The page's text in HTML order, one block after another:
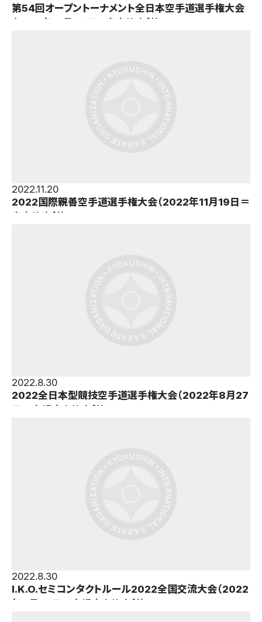
第54回オープントーナメント全日本空手道選手権大会
（2022年11月20日＝東京体育館）
2022.11.20
2022国際親善空手道選手権大会（2022年11月19日＝
東京体育館）
2022.8.30
2022全日本型競技空手道選手権大会（2022年8月27
2022.8.30
I.K.O.セミコンタクトルール2022全国交流大会（2022
年8月27日＝京都府立体育館）